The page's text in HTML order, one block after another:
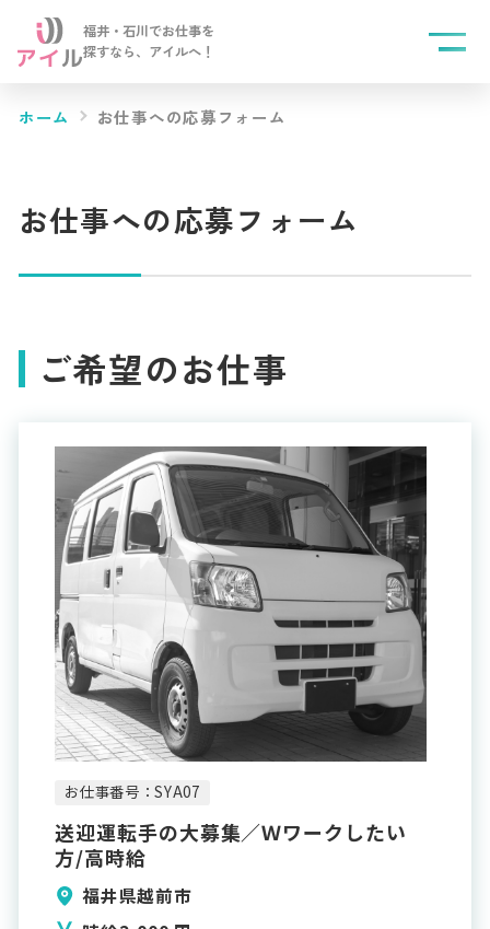
福井・石川でお仕事を
探すなら、 アイルへ！
ホーム お仕事への応募フォーム
お仕事への応募フォーム
ご希望のお仕事
お仕事番号：SYA07
送迎運転手の大募集／Ｗワークしたい
方/高時給
福井県越前市